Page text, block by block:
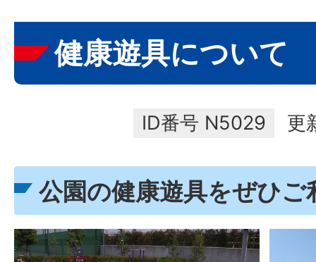
健康遊具について
ID番号 N5029 更
公園の健康遊具をぜひご